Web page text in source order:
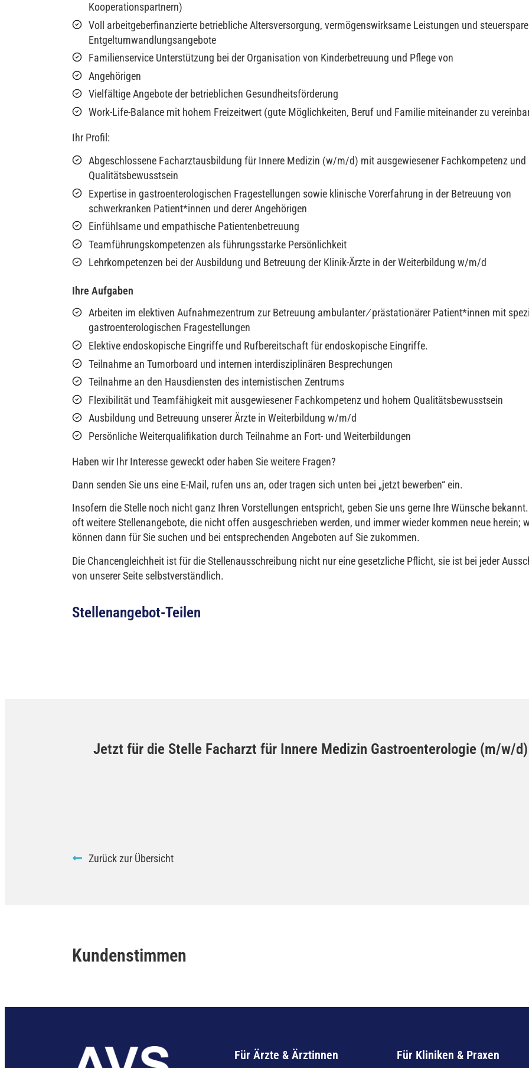
Kooperationspartnern)
Voll arbeitgeberfinanzierte betriebliche Altersversorgung, vermögenswirksame Leistungen und
Entgeltumwandlungsangebote
Familienservice Unterstützung bei der Organisation von Kinderbetreuung und Pflege von
Angehörigen
Vielfältige Angebote der betrieblichen Gesundheitsförderung
Work-Life-Balance mit hohem Freizeitwert (gute Möglichkeiten, Beruf und Familie miteinander zu
Ihr Profil:
Abgeschlossene Facharztausbildung für Innere Medizin (w/m/d) mit ausgewiesener Fachkompetenz und
Qualitätsbewusstsein
Expertise in gastroenterologischen Fragestellungen sowie klinische Vorerfahrung in der Betreuung von
schwerkranken Patient*innen und derer Angehörigen
Einfühlsame und empathische Patientenbetreuung
Teamführungskompetenzen als führungsstarke Persönlichkeit
Lehrkompetenzen bei der Ausbildung und Betreuung der Klinik-Ärzte in der Weiterbildung w/m/d
Ihre Aufgaben
Arbeiten im elektiven Aufnahmezentrum zur Betreuung ambulanter ∕ prästationärer Patient*innen mit
gastroenterologischen Fragestellungen
Elektive endoskopische Eingriffe und Rufbereitschaft für endoskopische Eingriffe.
Teilnahme an Tumorboard und internen interdisziplinären Besprechungen
Teilnahme an den Hausdiensten des internistischen Zentrums
Flexibilität und Teamfähigkeit mit ausgewiesener Fachkompetenz und hohem Qualitätsbewusstsein
Ausbildung und Betreuung unserer Ärzte in Weiterbildung w/m/d
Persönliche Weiterqualifikation durch Teilnahme an Fort- und Weiterbildungen
Haben wir Ihr Interesse geweckt oder haben Sie weitere Fragen?
Dann senden Sie uns eine E-Mail, rufen uns an, oder tragen sich unten bei „jetzt bewerben“ ein.
Insofern die Stelle noch nicht ganz Ihren Vorstellungen entspricht, geben Sie uns gerne Ihre Wünsche
oft weitere Stellenangebote, die nicht offen ausgeschrieben werden, und immer wieder kommen neue herein;
können dann für Sie suchen und bei entsprechenden Angeboten auf Sie zukommen.
Die Chancengleichheit ist für die Stellenausschreibung nicht nur eine gesetzliche Pflicht, sie ist bei jeder
von unserer Seite selbstverständlich.
Stellenangebot-Teilen
Jetzt für die Stelle Facharzt für Innere Medizin Gastroenterologie (m/w/
Zurück zur Übersicht
Kundenstimmen
Für Ärzte & Ärztinnen Für Kliniken & Praxen